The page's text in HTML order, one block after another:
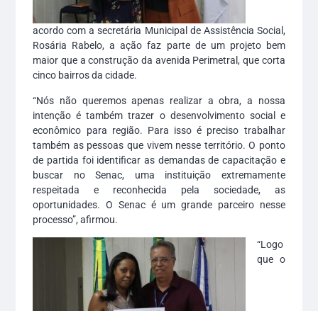
acordo com a secretária Municipal de Assistência Social,
Rosária Rabelo, a ação faz parte de um projeto bem
maior que a construção da avenida Perimetral, que corta
cinco bairros da cidade.
“Nós não queremos apenas realizar a obra, a nossa
intenção é também trazer o desenvolvimento social e
econômico para região. Para isso é preciso trabalhar
também as pessoas que vivem nesse território. O ponto
de partida foi identificar as demandas de capacitação e
buscar no Senac, uma instituição extremamente
respeitada e reconhecida pela sociedade, as
oportunidades. O Senac é um grande parceiro nesse
processo”, afirmou.
“Logo
que o